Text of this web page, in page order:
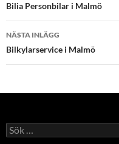
Bilia Personbilar i Malmö
NÄSTA INLÄGG
Bilkylarservice i Malmö
Sök
efter: